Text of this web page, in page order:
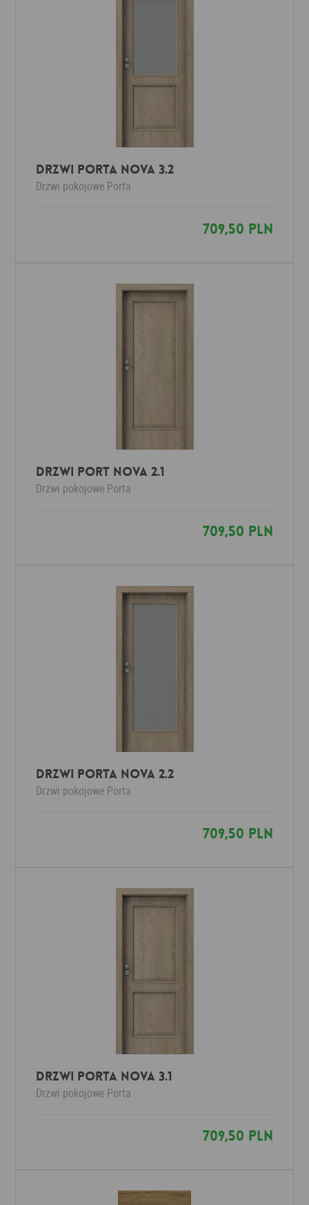
Drzwi Porta NOVA 3.2
Drzwi pokojowe Porta
709,50 PLN
Drzwi Port NOVA 2.1
Drzwi pokojowe Porta
709,50 PLN
Drzwi Porta NOVA 2.2
Drzwi pokojowe Porta
709,50 PLN
Drzwi Porta NOVA 3.1
Drzwi pokojowe Porta
709,50 PLN